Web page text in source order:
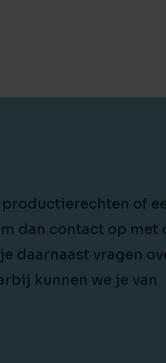
productierechten of
dan contact op met
daarnaast vragen
kunnen we je van